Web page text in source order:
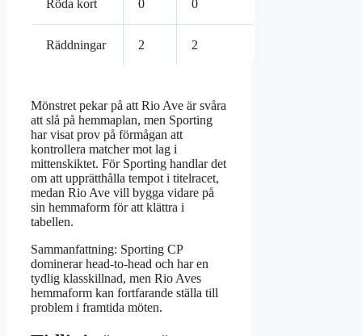
Röda kort 0 0
Räddningar 2 2
Mönstret pekar på att Rio Ave är svåra
att slå på hemmaplan, men Sporting
har visat prov på förmågan att
kontrollera matcher mot lag i
mittenskiktet. För Sporting handlar det
om att upprätthålla tempot i titelracet,
medan Rio Ave vill bygga vidare på
sin hemmaform för att klättra i
tabellen.
Sammanfattning: Sporting CP
dominerar head-to-head och har en
tydlig klasskillnad, men Rio Aves
hemmaform kan fortfarande ställa till
problem i framtida möten.